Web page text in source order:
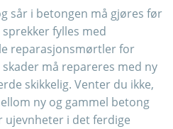
sår i betongen må gjøres før
fylles med
reparasjonsmørtler for
må repareres med ny
skikkelig. Venter du ikke,
ny og gammel betong
ujevnheter i det ferdige